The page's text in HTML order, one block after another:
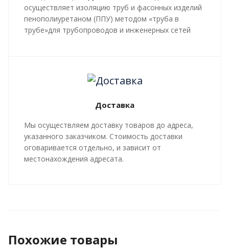
осуществляет изоляцию труб и фасонных изделий
пенополиуретаном (ППУ) методом «труба в
трубе»для трубопроводов и инженерных сетей
Все работы, производящиеся в рамках
мероприятий по изоляции труб и трубопроводной
и СТ 4937-001-18929664-04.
Доставка
Мы осуществляем доставку товаров до адреса,
указанного заказчиком. Стоимость доставки
оговаривается отдельно, и зависит от
местонахождения адресата.
Похожие товары